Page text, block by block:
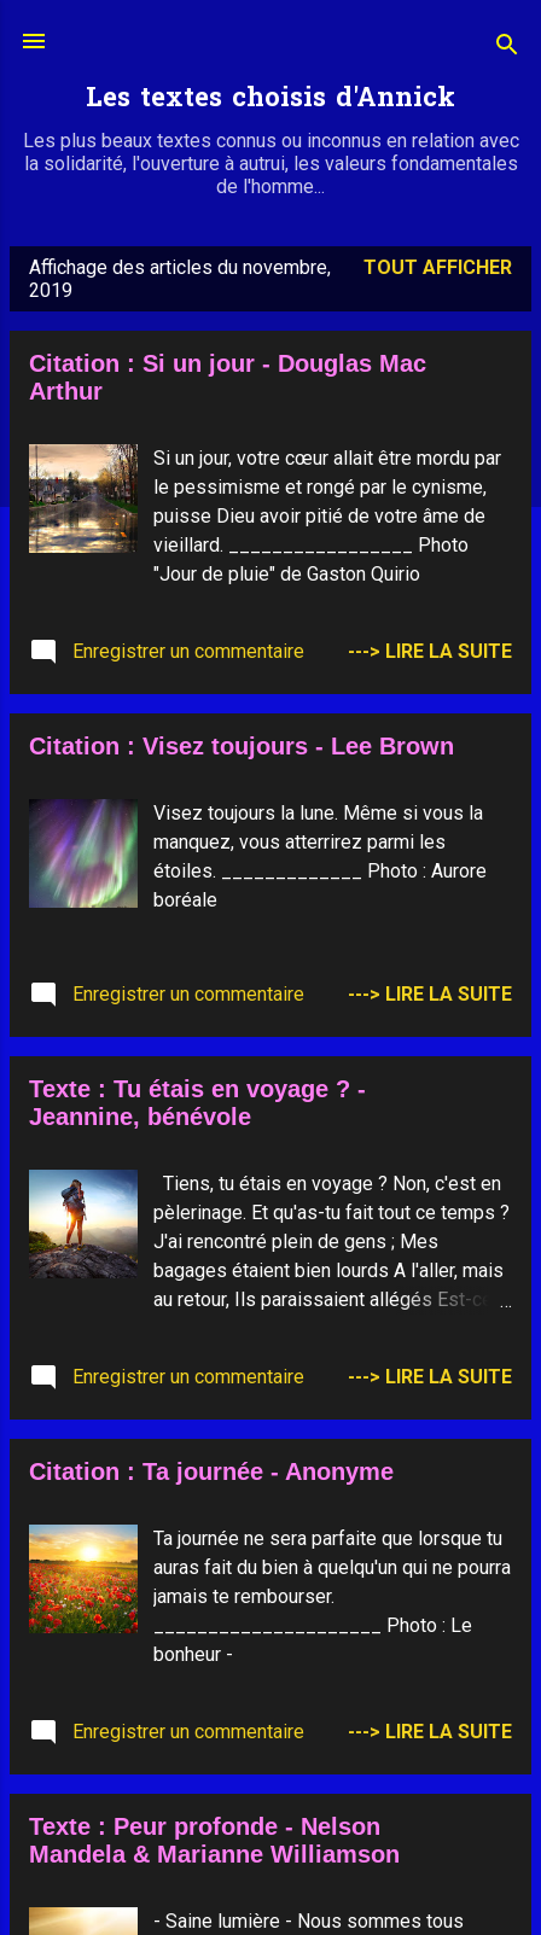
Les textes choisis d'Annick
Les plus beaux textes connus ou inconnus en relation avec
la solidarité, l'ouverture à autrui, les valeurs fondamentales
de l'homme...
r
Affichage des articles du novembre,
2019
TOUT AFFICHER
Citation : Si un jour - Douglas Mac
Arthur
Si un jour, votre cœur allait être mordu par
le pessimisme et rongé par le cynisme,
puisse Dieu avoir pitié de votre âme de
vieillard. _________________ Photo
"Jour de pluie" de Gaston Quirio
Enregistrer un commentaire ---> LIRE LA SUITE
Citation : Visez toujours - Lee Brown
Visez toujours la lune. Même si vous la
manquez, vous atterrirez parmi les
étoiles. _____________ Photo : Aurore
boréale
Enregistrer un commentaire ---> LIRE LA SUITE
Texte : Tu étais en voyage ? -
Jeannine, bénévole
Tiens, tu étais en voyage ? Non, c'est en
pèlerinage. Et qu'as-tu fait tout ce temps ?
J'ai rencontré plein de gens ; Mes
bagages étaient bien lourds A l'aller, mais
au retour, Ils paraissaient allégés Est-ce
Les peines et les joies partagées, Je les
savoure en secret... Je suis venue voir
Marie Et tout près d'elle, j'ai souri Ici, tout
était magnifique... Merci au Secours
: Pélerinage
Enregistrer un commentaire ---> LIRE LA SUITE
Citation : Ta journée - Anonyme
Ta journée ne sera parfaite que lorsque tu
auras fait du bien à quelqu'un qui ne pourra
jamais te rembourser.
_____________________ Photo : Le
bonheur -
Enregistrer un commentaire ---> LIRE LA SUITE
Texte : Peur profonde - Nelson
Mandela & Marianne Williamson
- Saine lumière - Nous sommes tous